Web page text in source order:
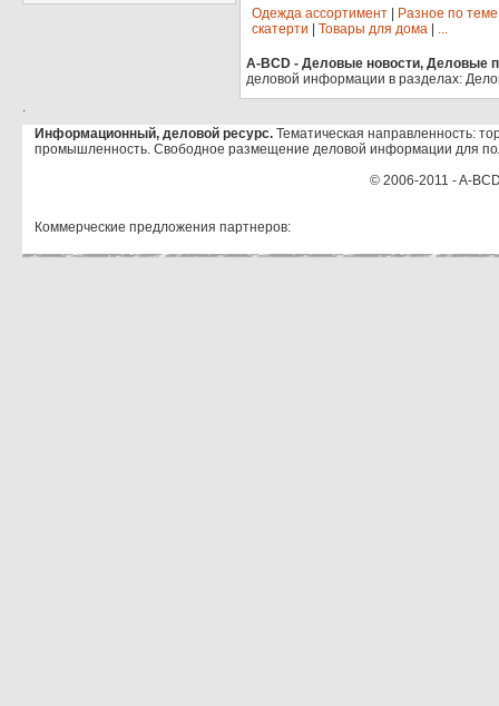
Одежда ассортимент
Разное по теме
скатерти
Товары для дома ...
A-BCD - Деловые новости, Деловые
деловой информации в разделах:
.
Информационный, деловой ресурс. Тематическая направленность:
промышленность. Свободное размещение деловой информации для
© 2006-2011 - A-
Коммерческие предложения партнеров: